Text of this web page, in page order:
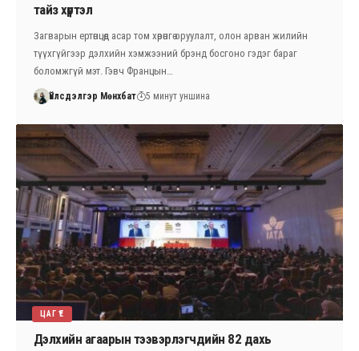
тайз хүртэл
Загварын ертөнцөд асар том хөрөнгө оруулалт, олон арван жилийн
түүхгүйгээр дэлхийн хэмжээний брэнд босгоно гэдэг бараг
боломжгүй мэт. Гэвч Францын…
Үйлсдэлгэр Мөнхбат 5 минут уншина
ЦАГ ҮЕ
Дэлхийн агаарын тээвэрлэгчдийн 82 дахь